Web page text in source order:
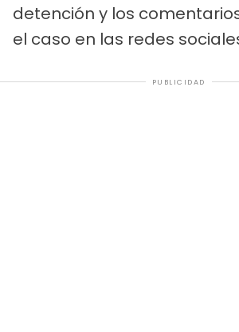
detención y los
el caso en las redes
PUBLICIDAD